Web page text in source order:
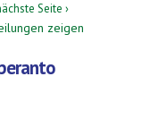
Seite ›
zeigen